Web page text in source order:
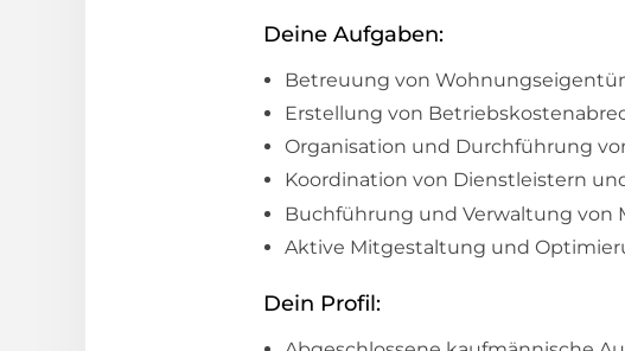
Deine Aufgaben:
Betreuung von
Erstellung von
Organisation und Durchführung
Koordination von Dienstleistern
Buchführung und Verwaltung
Aktive Mitgestaltung und
Dein Profil: